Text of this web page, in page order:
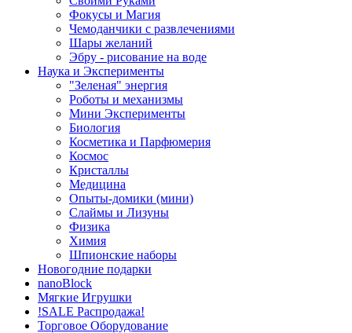
Фокусы и Магия
Чемоданчики с развлечениями
Шары желаний
Эбру - рисование на воде
Наука и Эксперименты
"Зеленая" энергия
Роботы и механизмы
Мини Эксперименты
Биология
Косметика и Парфюмерия
Космос
Кристаллы
Медицина
Опыты-домики (мини)
Слаймы и Лизуны
Физика
Химия
Шпионские наборы
Новогодние подарки
nanoBlock
Мягкие Игрушки
!SALE Распродажа!
Торговое Оборудование